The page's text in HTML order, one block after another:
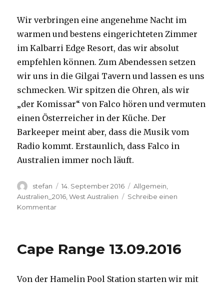
Wir verbringen eine angenehme Nacht im
warmen und bestens eingerichteten Zimmer
im Kalbarri Edge Resort, das wir absolut
empfehlen können. Zum Abendessen setzen
wir uns in die Gilgai Tavern und lassen es uns
schmecken. Wir spitzen die Ohren, als wir
„der Komissar“ von Falco hören und vermuten
einen Österreicher in der Küche. Der
Barkeeper meint aber, dass die Musik vom
Radio kommt. Erstaunlich, dass Falco in
Australien immer noch läuft.
Autor
stefan
Veröffentlicht
am
14. September 2016 Kategorien
Allgemein
Australien_2016 ,West Australien
Schreibe einen
Kommentarzu
Cape Range 13.09.2016
Von der Hamelin Pool Station starten wir mit